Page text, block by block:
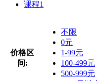
课程1
价格区
间:
不限
0元
1-99元
100-499元
500-999元